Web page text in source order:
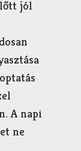
jól
A napi
ne